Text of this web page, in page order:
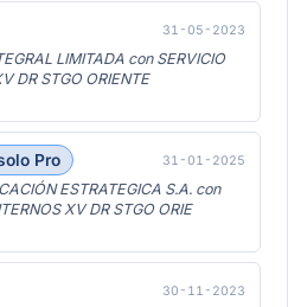
31-05-2023
LIMITADA con SERVICIO
DR STGO ORIENTE
Pro 31-01-2025
ESTRATEGICA S.A. con
XV DR STGO ORIE
30-11-2023